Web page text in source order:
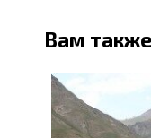
Вам